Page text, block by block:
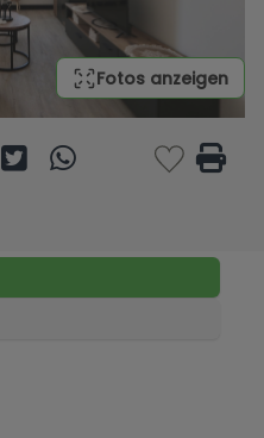
Fotos anzeigen